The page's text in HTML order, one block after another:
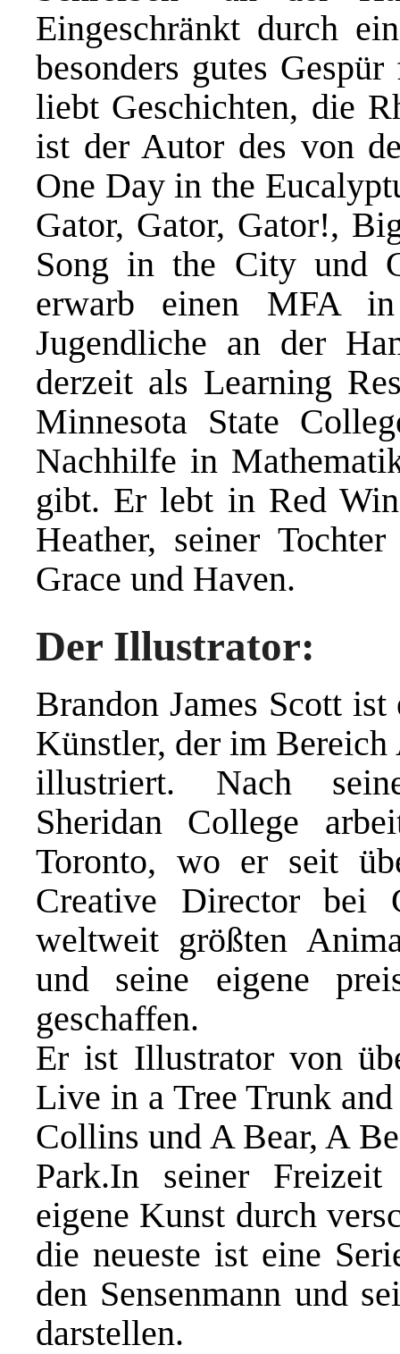
Eingeschränkt durch
besonders gutes
liebt Geschichten, die
ist der Autor des von
One Day in the
Gator, Gator, Gator!,
Song in the City und
erwarb einen MFA
Jugendliche an der
derzeit als Learning
Minnesota State
Nachhilfe in
gibt. Er lebt in Red
Heather, seiner
Grace und Haven.
Der Illustrator:
Brandon James Scott
Künstler, der im
illustriert. Nach
Sheridan College
Toronto, wo er seit
Creative Director bei
weltweit größten
und seine eigene
geschaffen.
Er ist Illustrator von
Live in a Tree Trunk
Collins und A Bear, A
Park.In seiner
eigene Kunst durch
die neueste ist eine
den Sensenmann und
darstellen.